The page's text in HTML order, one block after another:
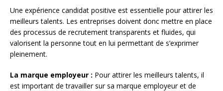
Une expérience candidat positive est essentielle pour attirer les
meilleurs talents. Les entreprises doivent donc mettre en place
des processus de recrutement transparents et fluides, qui
valorisent la personne tout en lui permettant de s’exprimer
pleinement.
La marque employeur : Pour attirer les meilleurs talents, il
est important de travailler sur sa marque employeur et de